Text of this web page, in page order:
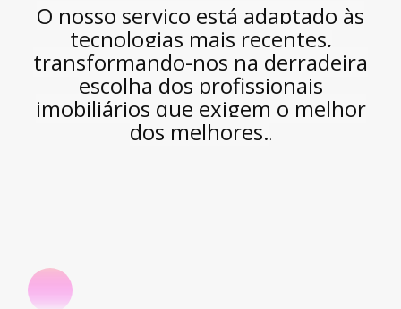
O nosso serviço está adaptado às
tecnologias mais recentes,
transformando-nos na derradeira
escolha dos profissionais
imobiliários que exigem o melhor
dos melhores..